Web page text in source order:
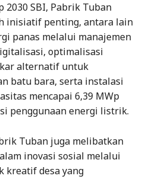
2030 SBI, Pabrik Tuban
inisiatif penting, antara lain
panas melalui manajemen
optimalisasi
alternatif untuk
batu bara, serta instalasi
mencapai 6,39 MWp
penggunaan energi listrik.
Tuban juga melibatkan
inovasi sosial melalui
kreatif desa yang